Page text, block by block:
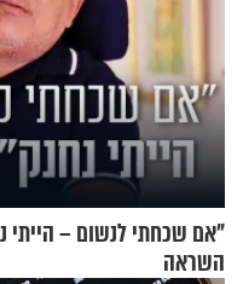
"אם שכחתי לנשום – הייתי
השראה